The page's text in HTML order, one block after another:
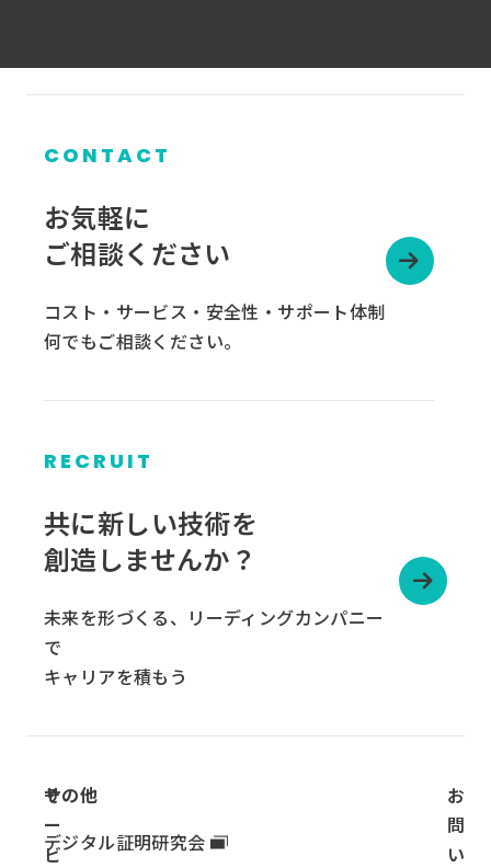
CONTACT
お気軽に
ご相談ください
コスト・サービス・安全性・サポート体制
何でもご相談ください。
RECRUIT
共に新しい技術を
創造しませんか？
未来を形づくる、リーディングカンパニー
で
キャリアを積もう
ル
ー
プ
ン
ク
サ
ー
ビ
その他
デジタル証明研究会
お
問
い